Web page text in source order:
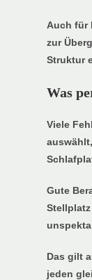
Auch für
zur
Struktur
Was
Viele
Gute
Das gilt
jeden